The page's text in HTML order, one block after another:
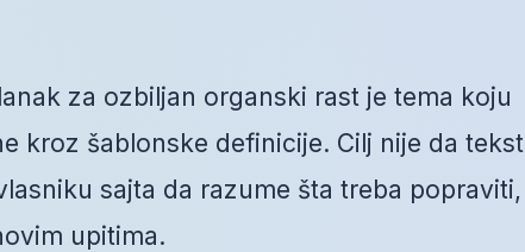
za ozbiljan organski rast je tema koju
kroz šablonske definicije. Cilj nije da tekst
sajta da razume šta treba popraviti,
upitima.